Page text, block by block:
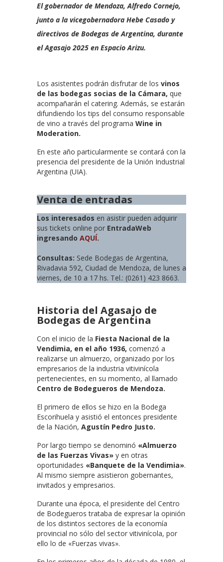
El gobernador de Mendoza, Alfredo Cornejo,
junto a la vicegobernadora Hebe Casado y
directivos de Bodegas de Argentina, durante
el Agasajo 2025 en Espacio Arizu.
Los asistentes podrán disfrutar de los vinos
de las bodegas socias de la Cámara, que
acompañarán el catering. Además, se estarán
difundiendo los tips del consumo responsable
de vino a través del programa Wine in
Moderation.
En este año particularmente se contará con la
presencia del presidente de la Unión Industrial
Argentina (UIA).
Venta de entradas
Los interesados en asistir pueden adquirir
sus tickets online por EntradaWeb
ingresando AQUÍ.
Consultas: Sede Bodegas de Argentina,
Rivadavia 592, Ciudad de Mendoza, de lunes a
viernes, de 10 a 17 hs. Tel.: (0261) 423 8663.
Historia del Agasajo de
Bodegas de Argentina
Con el inicio de la Fiesta Nacional de la
Vendimia, en el año 1936, comenzó a
realizarse un almuerzo, organizado por los
empresarios de la industria vitivinícola
pertenecientes, en su momento, al llamado
Centro de Bodegueros de Mendoza.
El primero de ellos se hizo en la Bodega
Escorihuela y asistió el entonces presidente
de la Nación, Agustín Pedro Justo.
Por largo tiempo se denominó «Almuerzo
de las Fuerzas Vivas» y en otras
oportunidades «Banquete de la Vendimia».
Al mismo siempre asistieron gobernantes,
invitados y empresarios.
Durante una época, el presidente del Centro
de Bodegueros trataba de expresar la opinión
de los distintos sectores de la economía
provincial no sólo del sector vitivinícola, por
ello lo de «Fuerzas vivas».